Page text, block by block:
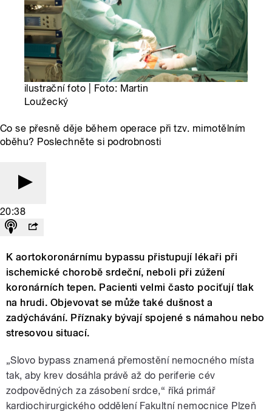
ilustrační foto | Foto: Martin
Loužecký
Co se přesně děje během operace při tzv. mimotělním
oběhu? Poslechněte si podrobnosti
20:38
K aortokoronárnímu bypassu přistupují lékaři při
ischemické chorobě srdeční, neboli při zúžení
koronárních tepen. Pacienti velmi často pociťují tlak
na hrudi. Objevovat se může také dušnost a
zadýchávání. Příznaky bývají spojené s námahou nebo
stresovou situací.
„Slovo bypass znamená přemostění nemocného místa
tak, aby krev dosáhla právě až do periferie cév
zodpovědných za zásobení srdce,“ říká primář
kardiochirurgického oddělení Fakultní nemocnice Plzeň